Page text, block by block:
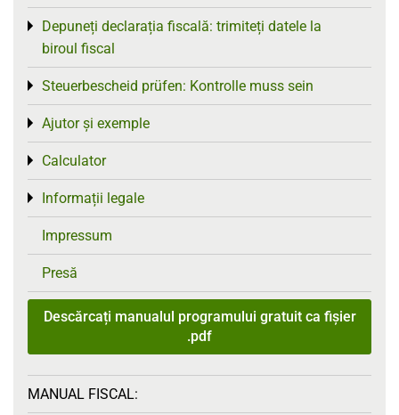
Depuneți declarația fiscală: trimiteți datele la
biroul fiscal
Toggle menu
Steuerbescheid prüfen: Kontrolle muss sein
Toggle menu
Ajutor și exemple
Toggle menu
Calculator
Toggle menu
Informații legale
Toggle menu
Impressum
Presă
Descărcați manualul programului gratuit ca fișier
.pdf
MANUAL FISCAL: